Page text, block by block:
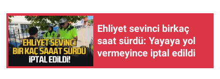
Ehliyet sevinci birkaç
saat sürdü: Yayaya yol
vermeyince iptal edildi